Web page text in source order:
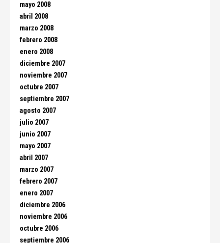
mayo 2008
abril 2008
marzo 2008
febrero 2008
enero 2008
diciembre 2007
noviembre 2007
octubre 2007
septiembre 2007
agosto 2007
julio 2007
junio 2007
mayo 2007
abril 2007
marzo 2007
febrero 2007
enero 2007
diciembre 2006
noviembre 2006
octubre 2006
septiembre 2006